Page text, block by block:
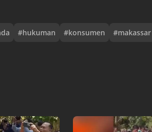
#hukuman #konsumen #makassar